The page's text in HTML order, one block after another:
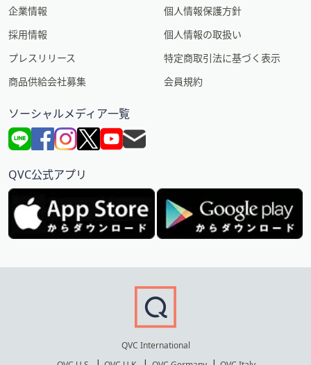
企業情報
採用情報
プレスリリース
商品供給会社募集
個人情報保護方針
個人情報の取扱い
特定商取引法に基づく表示
会員規約
ソーシャルメディア一覧
QVC公式アプリ
QVC International